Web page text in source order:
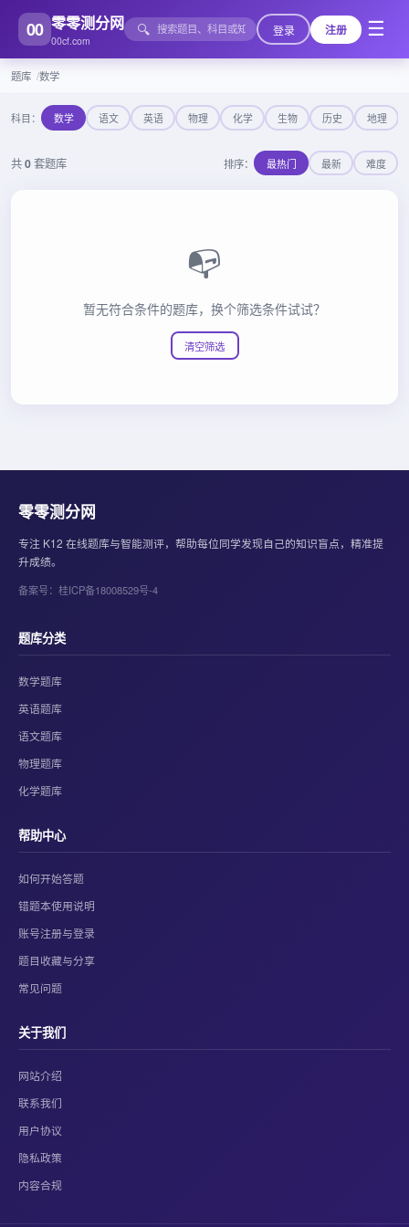
00 零零测分网
00cf.com
🔍 登录 注册 ☰
题库 数学
科目： 数学 语文 英语 物理 化学 生物 历史 地理
共0套题库 排序： 最热门 最新 难度
📭
暂无符合条件的题库，换个筛选条件试试？
清空筛选
零零测分网
专注 K12 在线题库与智能测评，帮助每位同学发现自己的知识盲点，精准提
升成绩。
备案号：桂ICP备18008529号-4
题库分类
数学题库
英语题库
语文题库
物理题库
化学题库
帮助中心
如何开始答题
错题本使用说明
账号注册与登录
题目收藏与分享
常见问题
关于我们
网站介绍
联系我们
用户协议
隐私政策
内容合规